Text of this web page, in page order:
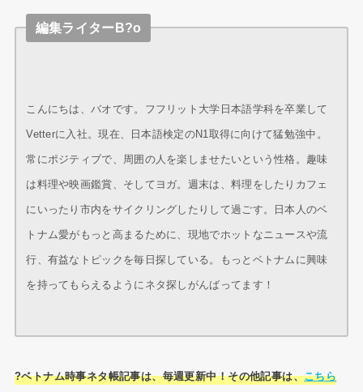
編集ライターB?o
こんにちは、バオです。フフリット大学日本語学科を卒業して
Vetterに入社。現在、日本語検定のN1取得に向けて猛勉強中。
常にポジティブで、周囲の人を楽しませたいという性格。趣味
は料理や映画鑑賞、そしてヨガ。週末は、料理をしたりカフェ
にいったり市内をサイクリングしたりして過ごす。日本人のベ
トナム愛がもっと高まるために、現地でホットなニュースや流
行、有益なトピックを毎日探している。もっとベトナムに興味
を持ってもらえるようにネタ探しがんばってます！
?ベトナム時事ネタ帳記事は、毎週更新中！その他記事は、こちら